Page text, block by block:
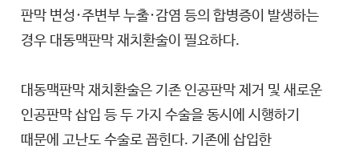
판막 변성·주변부 누출·감염 등의 합병증이 발생하는
경우 대동맥판막 재치환술이 필요하다.
대동맥판막 재치환술은 기존 인공판막 제거 및 새로운
인공판막 삽입 등 두 가지 수술을 동시에 시행하기
때문에 고난도 수술로 꼽힌다. 기존에 삽입한